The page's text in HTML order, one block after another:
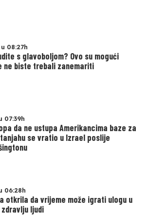
08:27h
s glavoboljom? Ovo su mogući
ne biste trebali zanemariti
07:39h
da ne ustupa Amerikancima baze za
se vratio u Izrael poslije
06:28h
otkrila da vrijeme može igrati ulogu u
ljudi